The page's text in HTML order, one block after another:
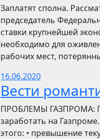
Заплатят сполна.
председатель
ставки крупнейшей
необходимо для
рабочих мест,
16.06.2020
Вести
ПРОБЛЕМЫ ГАЗПРОМА:
заработать на
этого: • превышение